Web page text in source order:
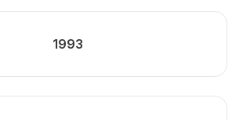
1993